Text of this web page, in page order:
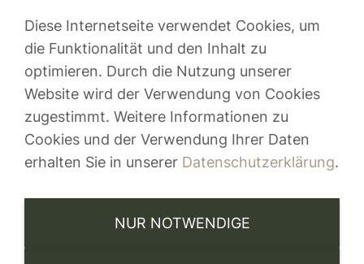
LINKS
Appartements
Verfügbarkeit
Umgebung
Diese Internetseite verwendet Cookies, um
die Funktionalität und den Inhalt zu
optimieren. Durch die Nutzung unserer
Website wird der Verwendung von Cookies
zugestimmt. Weitere Informationen zu
Cookies und der Verwendung Ihrer Daten
erhalten Sie in unserer Datenschutzerklärung.
NUR NOTWENDIGE